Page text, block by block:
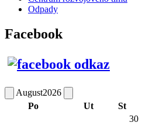
Odpady
Facebook
August2026
Po
Ut St
30